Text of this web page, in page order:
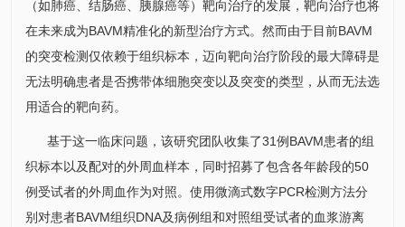
（如肺癌、 结肠癌、胰腺癌等）靶向治疗的发展，靶向治疗也将
在未来成为BAVM精准化的新型治疗方式。然而由于目前BAVM
的突变检测仅依赖于组织标本，迈向靶向治疗阶段的最大障碍是
无法明确患者是否携带体细胞突变以及突变的类型，从而无法选
用适合的靶向药。
基于这一临床问题，该研究团队收集了31例BAVM患者的组
织标本以及配对的外周血样本，同时招募了包含各年龄段的50
例受试者的外周血作为对照。使用微滴式数字PCR检测方法分
别对患者BAVM组织DNA及病例组和对照组受试者的血浆游离